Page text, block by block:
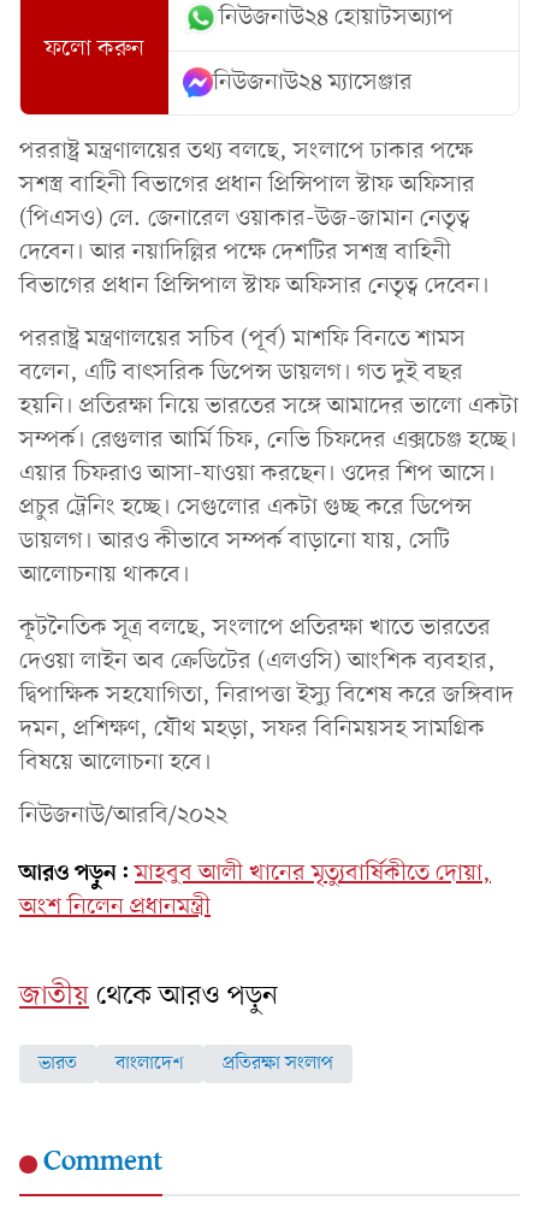
ফলো করুন
নিউজনাউ২৪ হোয়াটসঅ্যাপ
নিউজনাউ২৪ ম্যাসেঞ্জার
পররাষ্ট্র মন্ত্রণালয়ের তথ্য বলছে, সংলাপে ঢাকার পক্ষে
সশস্ত্র বাহিনী বিভাগের প্রধান প্রিন্সিপাল স্টাফ অফিসার
(পিএসও) লে. জেনারেল ওয়াকার-উজ-জামান নেতৃত্ব
দেবেন। আর নয়াদিল্লির পক্ষে দেশটির সশস্ত্র বাহিনী
বিভাগের প্রধান প্রিন্সিপাল স্টাফ অফিসার নেতৃত্ব দেবেন।
পররাষ্ট্র মন্ত্রণালয়ের সচিব (পূর্ব) মাশফি বিনতে শামস
বলেন, এটি বাৎসরিক ডিপেন্স ডায়লগ। গত দুই বছর
হয়নি। প্রতিরক্ষা নিয়ে ভারতের সঙ্গে আমাদের ভালো একটা
সম্পর্ক। রেগুলার আর্মি চিফ, নেভি চিফদের এক্সচেঞ্জ হচ্ছে।
এয়ার চিফরাও আসা-যাওয়া করছেন। ওদের শিপ আসে।
প্রচুর ট্রেনিং হচ্ছে। সেগুলোর একটা গুচ্ছ করে ডিপেন্স
ডায়লগ। আরও কীভাবে সম্পর্ক বাড়ানো যায়, সেটি
আলোচনায় থাকবে।
কূটনৈতিক সূত্র বলছে, সংলাপে প্রতিরক্ষা খাতে ভারতের
দেওয়া লাইন অব ক্রেডিটের (এলওসি) আংশিক ব্যবহার,
দ্বিপাক্ষিক সহযোগিতা, নিরাপত্তা ইস্যু বিশেষ করে জঙ্গিবাদ
দমন, প্রশিক্ষণ, যৌথ মহড়া, সফর বিনিময়সহ সামগ্রিক
বিষয়ে আলোচনা হবে।
নিউজনাউ/আরবি/২০২২
আরও পড়ুন: মাহবুব আলী খানের মৃত্যুবার্ষিকীতে দোয়া,
অংশ নিলেন প্রধানমন্ত্রী
জাতীয়থেকে আরও পড়ুন
ভারত বাংলাদেশ প্রতিরক্ষা সংলাপ
Comment